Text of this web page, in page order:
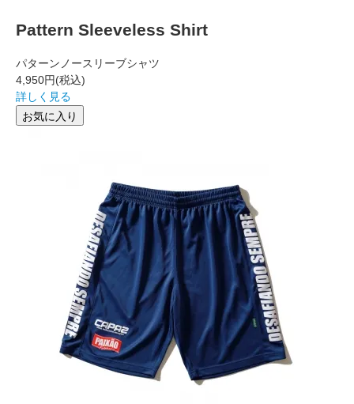
Pattern Sleeveless Shirt
パターンノースリーブシャツ
4,950円(税込)
詳しく見る
お気に入り